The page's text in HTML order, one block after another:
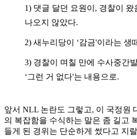
1) 댓글 달던 요원이 , 경찰이 왔
나오지 않았다.
2) 새누리당이 ‘감금'이라는 생
3) 경찰이 며칠 만에 수사중간
‘그런 거 없다'는 내용으로.
앞서 NLL 논란도 그렇고, 이 국정원
의 복잡함을 수식하는 말은 좀 길고
들게 된 경위는 단순하게 썼다고 지